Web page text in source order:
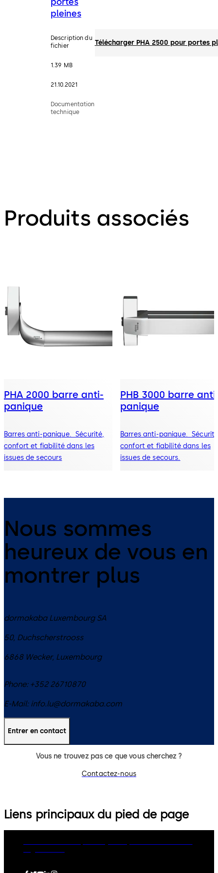
pleines
Description du
fichier
1.39 MB
21.10.2021
Documentation
technique
Télécharger PHA 2500 pour portes
Produits associés
PHA 2000 barre anti-
panique
Barres anti-panique. Sécurité,
confort et fiabilité dans les
issues de secours
PHB 3000 barre
panique
Barres anti-panique.
confort et fiabilité dans les
issues de secours.
Nous sommes
heureux de vous en
montrer plus
dormakaba Luxembourg SA
50, Duchscherstrooss
6868 Wecker, Luxembourg
Phone: +352 26710870
E-Mail: info.lu@dormakaba.com
Entrer en contact
Vous ne trouvez pas ce que vous cherchez ?
Contactez-nous
Liens principaux du pied de page